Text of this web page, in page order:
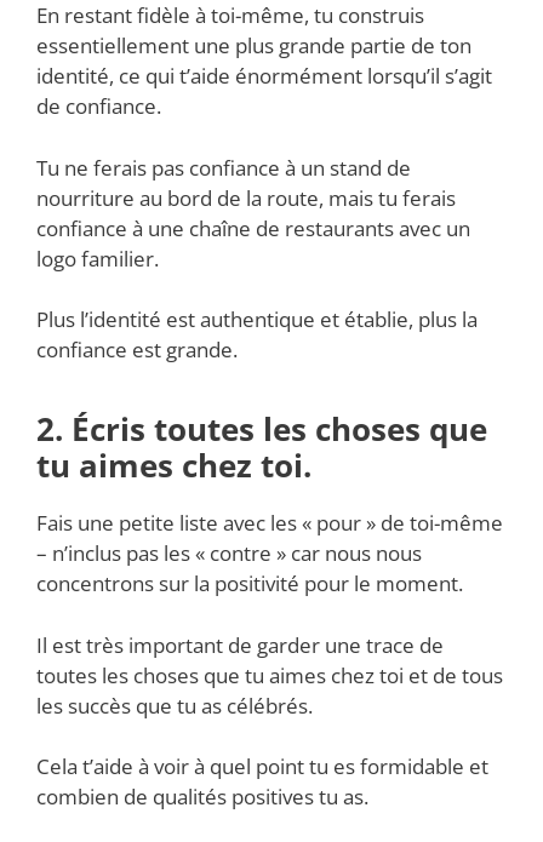
En restant fidèle à toi-même, tu construis
essentiellement une plus grande partie de ton
identité, ce qui t’aide énormément lorsqu’il s’agit
de confiance.
Tu ne ferais pas confiance à un stand de
nourriture au bord de la route, mais tu ferais
confiance à une chaîne de restaurants avec un
logo familier.
Plus l’identité est authentique et établie, plus la
confiance est grande.
2. Écris toutes les choses que
tu aimes chez toi.
Fais une petite liste avec les « pour » de toi-même
– n’inclus pas les « contre » car nous nous
concentrons sur la positivité pour le moment.
Il est très important de garder une trace de
toutes les choses que tu aimes chez toi et de tous
les succès que tu as célébrés.
Cela t’aide à voir à quel point tu es formidable et
combien de qualités positives tu as.